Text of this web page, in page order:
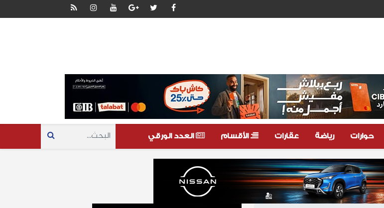
حوارات رياضة عقارات الأقسام العدد الورقي